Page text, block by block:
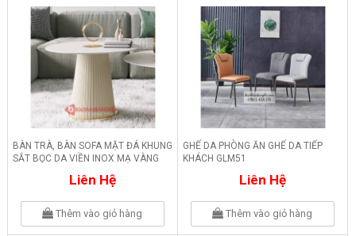
BÀN TRÀ, BÀN SOFA MẶT ĐÁ KHUNG
SẮT BỌC DA VIỀN INOX MẠ VÀNG
Liên Hệ
Thêm vào giỏ hàng
GHẾ DA PHÒNG ĂN GHẾ DA TIẾP
KHÁCH GLM51
Liên Hệ
Thêm vào giỏ hàng